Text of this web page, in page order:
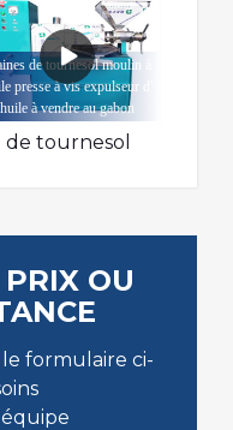
de tournesol moulin à
presse à vis expulseur d'
huile à vendre au gabon
tournesol
OU
formulaire ci-